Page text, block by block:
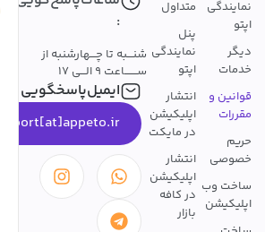
نمایندگی
اپتو
دیگر
خدمات
قوانین و
مقررات
حریم
خصوصی
ساخت وب
اپلیکیشن
متداول
پنل
نمایندگی
اپتو
انتشار
اپلیکیشن
در مایکت
انتشار
اپلیکیشن
در کافه
بازار
:
شنـــبه تا چـــهارشنبه از
ســـــــاعت 9 الـــی 17
ایمیل‌پاسخگویی
support[at]appeto.ir